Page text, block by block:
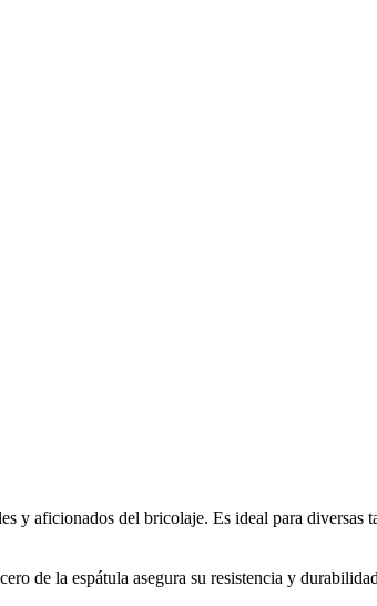
y aficionados del bricolaje. Es ideal para diversas
de la espátula asegura su resistencia y